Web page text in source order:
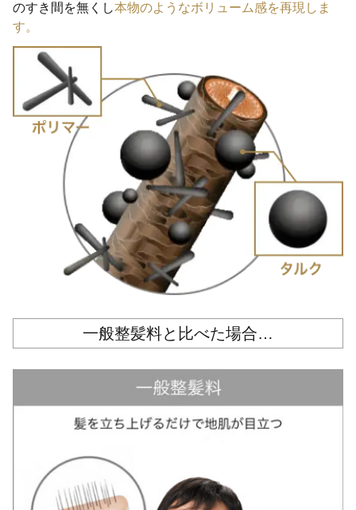
のすき間を無くし本物のようなボリューム感を再現しま
す。
一般整髪料と比べた場合…